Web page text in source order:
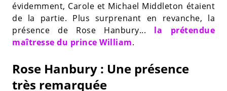
évidemment, Carole et Michael Middleton étaient
de la partie. Plus surprenant en revanche, la
présence de Rose Hanbury... la prétendue
maîtresse du prince William.
Rose Hanbury : Une présence
très remarquée